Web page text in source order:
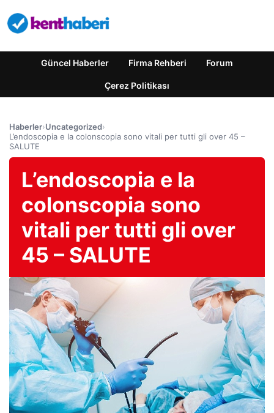
Güncel Haberler Firma Rehberi Forum
Çerez Politikası
Haberler›Uncategorized›
L’endoscopia e la colonscopia sono vitali per tutti gli over 45 –
SALUTE
L’endoscopia e la
colonscopia sono
vitali per tutti gli over
45 – SALUTE